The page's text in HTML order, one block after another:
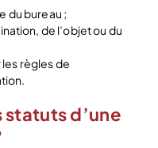
du bureau ;
de l’objet ou du
règles de
d’une